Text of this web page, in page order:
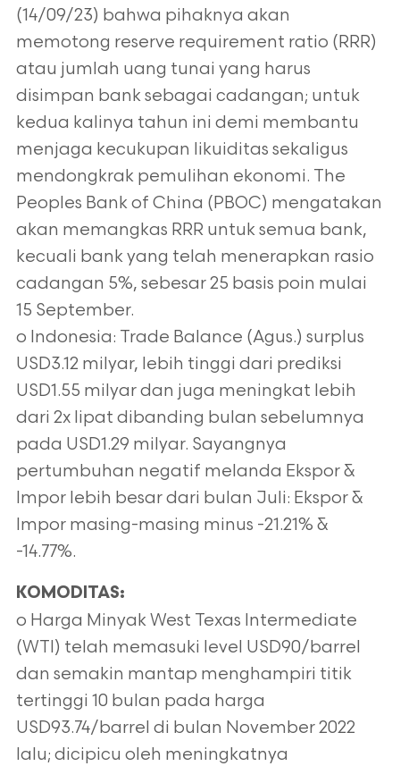
(14/09/23) bahwa pihaknya akan
memotong reserve requirement ratio (RRR)
atau jumlah uang tunai yang harus
disimpan bank sebagai cadangan; untuk
kedua kalinya tahun ini demi membantu
menjaga kecukupan likuiditas sekaligus
mendongkrak pemulihan ekonomi. The
Peoples Bank of China (PBOC) mengatakan
akan memangkas RRR untuk semua bank,
kecuali bank yang telah menerapkan rasio
cadangan 5%, sebesar 25 basis poin mulai
15 September.
o Indonesia: Trade Balance (Agus.) surplus
USD3.12 milyar, lebih tinggi dari prediksi
USD1.55 milyar dan juga meningkat lebih
dari 2x lipat dibanding bulan sebelumnya
pada USD1.29 milyar. Sayangnya
pertumbuhan negatif melanda Ekspor &
Impor lebih besar dari bulan Juli: Ekspor &
Impor masing-masing minus -21.21% &
-14.77%.
KOMODITAS:
o Harga Minyak West Texas Intermediate
(WTI) telah memasuki level USD90/barrel
dan semakin mantap menghampiri titik
tertinggi 10 bulan pada harga
USD93.74/barrel di bulan November 2022
lalu; dicipicu oleh meningkatnya